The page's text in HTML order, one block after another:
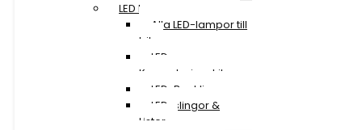
LED Lampor
Alla LED-lampor till
bil
LED
Konverteringskit
LED-Backljus
LED-slingor &
Lister